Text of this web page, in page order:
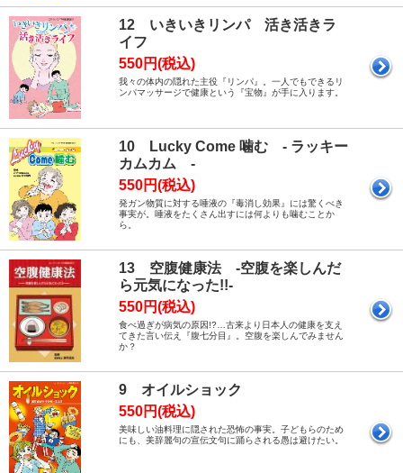
12 いきいきリンパ 活き活きラ
イフ
550円(税込)
我々の体内の隠れた主役『リンパ』。一人でもできるリ
ンパマッサージで健康という『宝物』が手に入ります。
10 Lucky Come 噛む - ラッキー
カムカム -
550円(税込)
発ガン物質に対する唾液の『毒消し効果』には驚くべき
事実が。唾液をたくさん出すには何よりも噛むことか
ら。
13 空腹健康法 -空腹を楽しんだ
ら元気になった!!-
550円(税込)
食べ過ぎが病気の原因!?…古来より日本人の健康を支え
てきた言い伝え『腹七分目』。空腹を楽しんでみません
か？
9 オイルショック
550円(税込)
美味しい油料理に隠された恐怖の事実。子どもらのため
にも、美辞麗句の宣伝文句に踊らされる愚は避けたい。